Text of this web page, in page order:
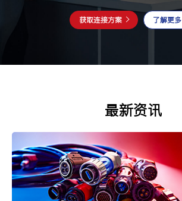
获取连接方案 了解更多
最新资讯